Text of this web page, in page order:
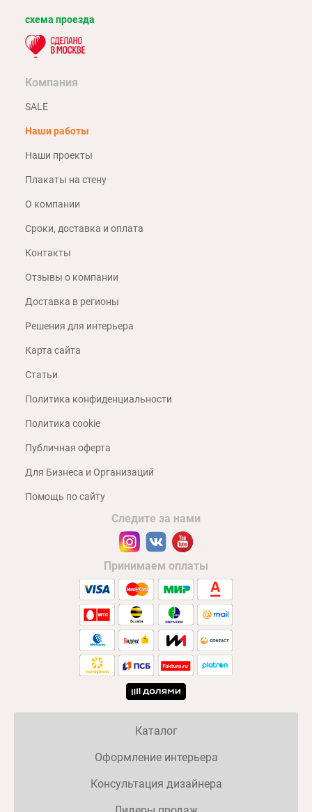
схема проезда
Компания
SALE
Наши работы
Наши проекты
Плакаты на стену
О компании
Сроки, доставка и оплата
Контакты
Отзывы о компании
Доставка в регионы
Решения для интерьера
Карта сайта
Статьи
Политика конфиденциальности
Политика cookie
Публичная оферта
Для Бизнеса и Организаций
Помощь по сайту
Следите за нами
Принимаем оплаты
Каталог
Оформление интерьера
Консультация дизайнера